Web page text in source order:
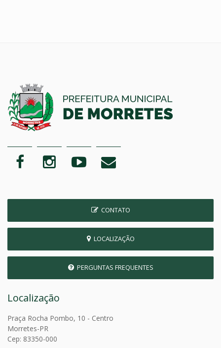
CONTATO
LOCALIZAÇÃO
PERGUNTAS FREQUENTES
Localização
Praça Rocha Pombo, 10 - Centro
Morretes-PR
Cep: 83350-000